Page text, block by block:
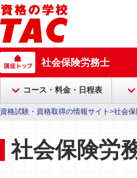
社会保険労務士
コース・料金・日程表
資格試験・資格取得の情報サイト >社会
社会保険労